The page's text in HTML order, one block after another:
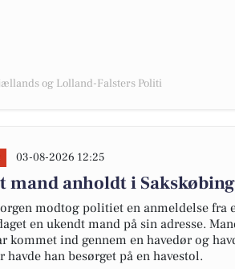
og Lolland-Falsters Politi
03-08-2026 12:25
mand anholdt i
modtog politiet en anmeldelse fra
en ukendt mand på sin adresse.
kommet ind gennem en havedør og
havde han besørget på en havestol.